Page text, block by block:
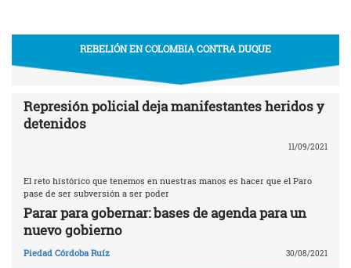
REBELIÓN EN COLOMBIA CONTRA DUQUE
Represión policial deja manifestantes heridos y
detenidos
11/09/2021
El reto histórico que tenemos en nuestras manos es hacer que el Paro
pase de ser subversión a ser poder
Parar para gobernar: bases de agenda para un
nuevo gobierno
Piedad Córdoba Ruíz 30/08/2021